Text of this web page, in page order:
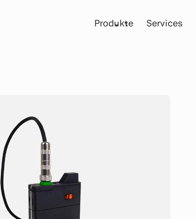
Produkte Services